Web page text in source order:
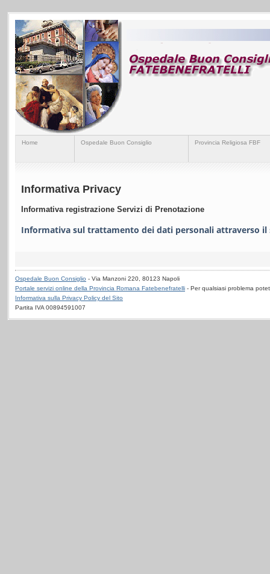
Home Ospedale Buon Consiglio Provincia Religiosa FBF
Informativa Privacy
Informativa registrazione Servizi di Prenotazione
Informativa sul trattamento dei dati personali attraverso il
Ospedale Buon Consiglio - Via Manzoni 220, 80123 Napoli
Portale servizi online della Provincia Romana Fatebenefratelli - Per qualsiasi problema
Informativa sulla Privacy Policy del Sito
Partita IVA 00894591007